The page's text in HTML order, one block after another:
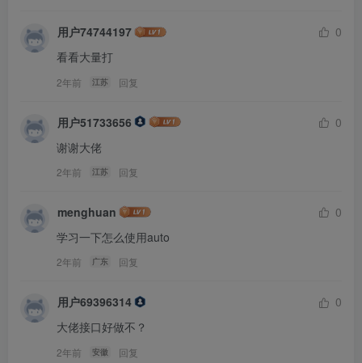
用户74744197
0
看看大量打
2年前 江苏 回复
用户51733656
0
谢谢大佬
2年前 江苏 回复
menghuan
0
学习一下怎么使用auto
2年前 广东 回复
用户69396314
0
大佬接口好做不？
2年前 安徽 回复